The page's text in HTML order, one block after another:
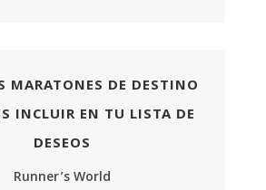
MARATONES DE DESTINO
INCLUIR EN TU LISTA DE
DESEOS
Runner’s World